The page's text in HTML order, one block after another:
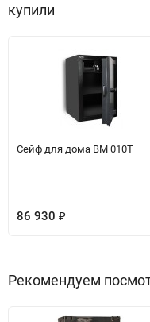
купили
Сейф для дома BM 010T
86 930 ₽
Рекомендуем